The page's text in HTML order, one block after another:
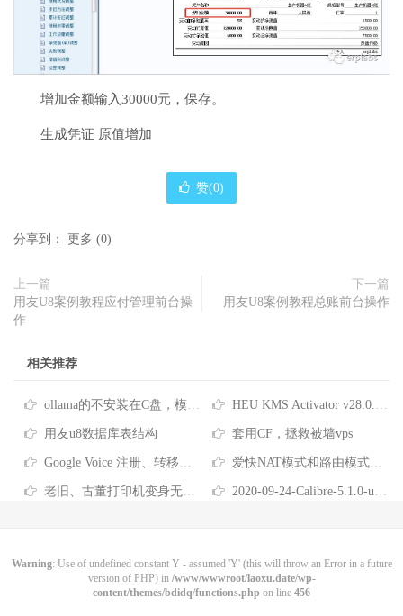
增加金额输入30000元，保存。
生成凭证 原值增加
赞(0)
分享到： 更多 (0)
上一篇
用友U8案例教程应付管理前台操
作
下一篇
用友U8案例教程总账前台操作
相关推荐
ollama的不安装在C盘，模型下载到其他盘 HEU KMS Activator v28.0.0 全能系统数字许可激活工具
用友u8数据库表结构 套用CF，拯救被墙vps
Google Voice 注册、转移、使用教程 爱快NAT模式和路由模式的区别及12级路由互访
老旧、古董打印机变身无线网络共享打印机！Airprint 无线打印服务器！免驱打印！ 2020-09-24-Calibre-5.1.0-utf8-魔改中文路径教程与懒人包
Warning: Use of undefined constant Y - assumed 'Y' (this will throw an Error in a future
version of PHP) in /www/wwwroot/laoxu.date/wp-
content/themes/bdidq/functions.php on line 456